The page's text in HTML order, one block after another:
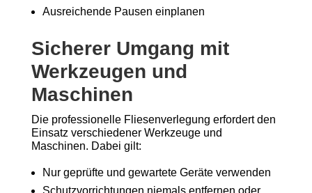
Ausreichende Pausen einplanen
Sicherer Umgang mit
Werkzeugen und
Maschinen
Die professionelle Fliesenverlegung erfordert den
Einsatz verschiedener Werkzeuge und
Maschinen. Dabei gilt:
Nur geprüfte und gewartete Geräte verwenden
Schutzvorrichtungen niemals entfernen oder